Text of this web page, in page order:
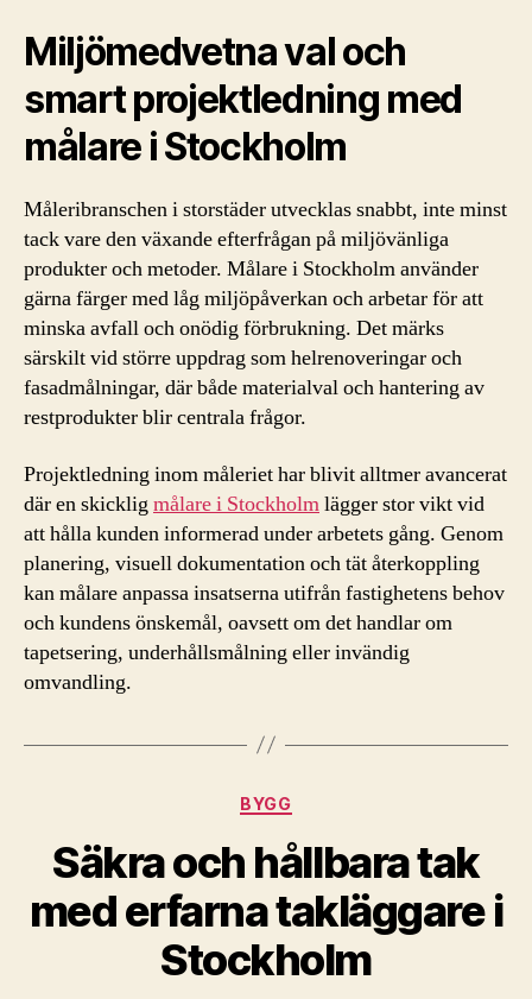
Miljömedvetna val och
smart projektledning med
målare i Stockholm
Måleribranschen i storstäder utvecklas snabbt, inte minst
tack vare den växande efterfrågan på miljövänliga
produkter och metoder. Målare i Stockholm använder
gärna färger med låg miljöpåverkan och arbetar för att
minska avfall och onödig förbrukning. Det märks
särskilt vid större uppdrag som helrenoveringar och
fasadmålningar, där både materialval och hantering av
restprodukter blir centrala frågor.
Projektledning inom måleriet har blivit alltmer avancerat
där en skicklig målare i Stockholmlägger stor vikt vid
att hålla kunden informerad under arbetets gång. Genom
planering, visuell dokumentation och tät återkoppling
kan målare anpassa insatserna utifrån fastighetens behov
och kundens önskemål, oavsett om det handlar om
tapetsering, underhållsmålning eller invändig
omvandling.
Kategorier
BYGG
Säkra och hållbara tak
med erfarna takläggare i
Stockholm